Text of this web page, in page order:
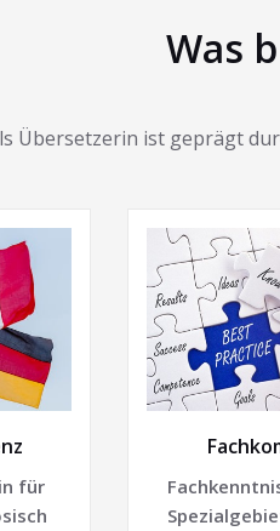
Was
Übersetzerin ist geprägt
für